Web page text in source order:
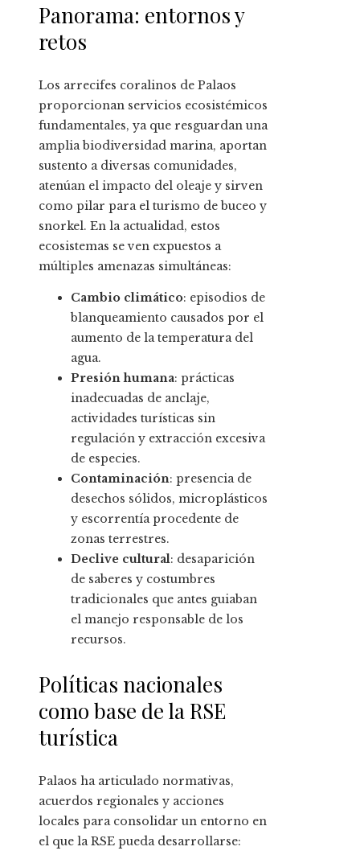
Panorama: entornos y
retos
Los arrecifes coralinos de Palaos
proporcionan servicios ecosistémicos
fundamentales, ya que resguardan una
amplia biodiversidad marina, aportan
sustento a diversas comunidades,
atenúan el impacto del oleaje y sirven
como pilar para el turismo de buceo y
snorkel. En la actualidad, estos
ecosistemas se ven expuestos a
múltiples amenazas simultáneas:
Cambio climático: episodios de
blanqueamiento causados por el
aumento de la temperatura del
agua.
Presión humana: prácticas
inadecuadas de anclaje,
actividades turísticas sin
regulación y extracción excesiva
de especies.
Contaminación: presencia de
desechos sólidos, microplásticos
y escorrentía procedente de
zonas terrestres.
Declive cultural: desaparición
de saberes y costumbres
tradicionales que antes guiaban
el manejo responsable de los
recursos.
Políticas nacionales
como base de la RSE
turística
Palaos ha articulado normativas,
acuerdos regionales y acciones
locales para consolidar un entorno en
el que la RSE pueda desarrollarse: